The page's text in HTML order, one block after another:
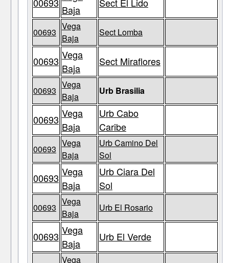
00693
Baja
Sect El Lido
00693
Vega
Baja
Sect Lomba
00693 Vega
Baja
Sect Miraflores
00693
Vega
Baja
Urb Brasilia
00693 Vega
Baja
Urb Cabo
Caribe
00693
Vega
Baja
Urb Camino Del
Sol
00693 Vega
Baja
Urb Ciara Del
Sol
00693
Vega
Baja
Urb El Rosario
00693 Vega
Baja
Urb El Verde
Vega